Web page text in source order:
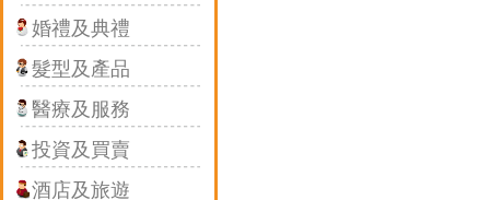
婚禮及典禮
髮型及產品
醫療及服務
投資及買賣
酒店及旅遊